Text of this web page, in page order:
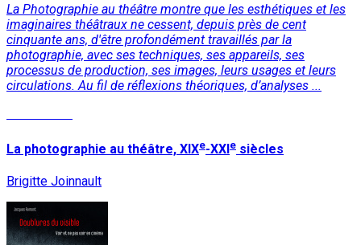
La Photographie au théâtre montre que les esthétiques et les
imaginaires théâtraux ne cessent, depuis près de cent
cinquante ans, d'être profondément travaillés par la
photographie, avec ses techniques, ses appareils, ses
processus de production, ses images, leurs usages et leurs
circulations. Au fil de réflexions théoriques, d’analyses ...
La photographie au théâtre, XIXe-XXIe siècles
Brigitte Joinnault